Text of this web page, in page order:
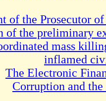
of the Prosecutor
of the preliminary
mass
inflamed
The Electronic
Corruption and